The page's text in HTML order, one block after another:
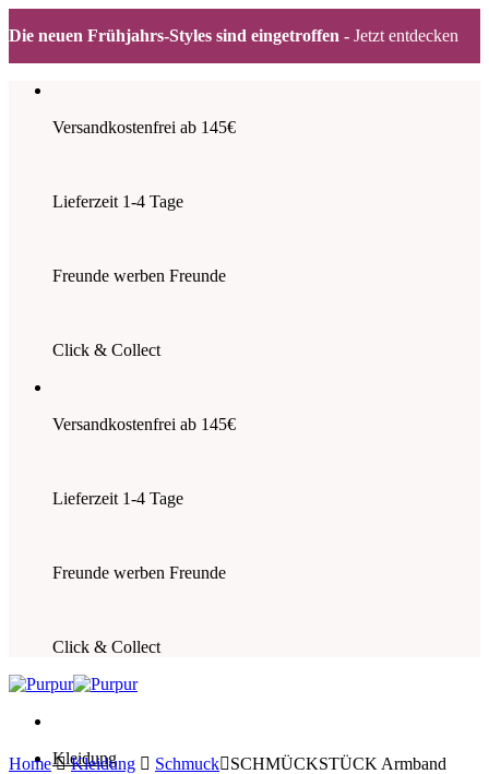
Die neuen Frühjahrs-Styles sind eingetroffen - Jetzt entdecken
Inhalt
Versandkostenfrei ab 145€
Lieferzeit 1-4 Tage
Freunde werben Freunde
Click & Collect
Versandkostenfrei ab 145€
Lieferzeit 1-4 Tage
Freunde werben Freunde
Click & Collect
Kleidung
Home Kleidung Schmuck
SCHMÜCKSTÜCK Armband